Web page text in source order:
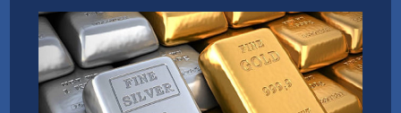
IZ STRANIH MEDIJA
AKTIVNOSTI
SWOT INTERVJU
UČLANI SE